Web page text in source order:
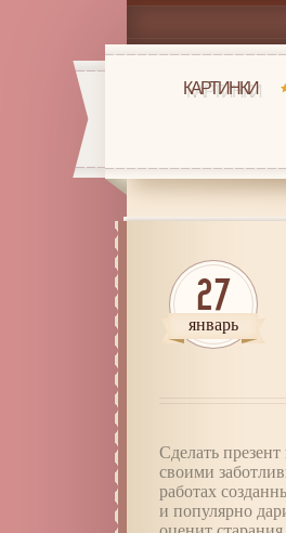
КАРТИНКИ
27
январь
Сделать
своими
работах
и популярно